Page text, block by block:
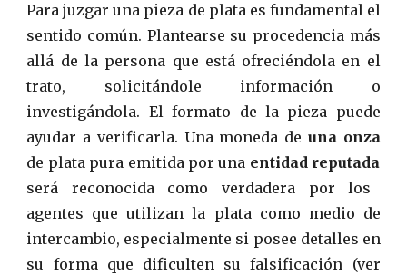
Para juzgar una pieza de plata es fundamental el
sentido común. Plantearse su procedencia más
allá de la persona que está ofreciéndola en el
trato, solicitándole información o
investigándola. El formato de la pieza puede
ayudar a verificarla. Una moneda de una onza
de plata pura emitida por una entidad reputada
será reconocida como verdadera por los
agentes que utilizan la plata como medio de
intercambio, especialmente si posee detalles en
su forma que dificulten su falsificación (ver